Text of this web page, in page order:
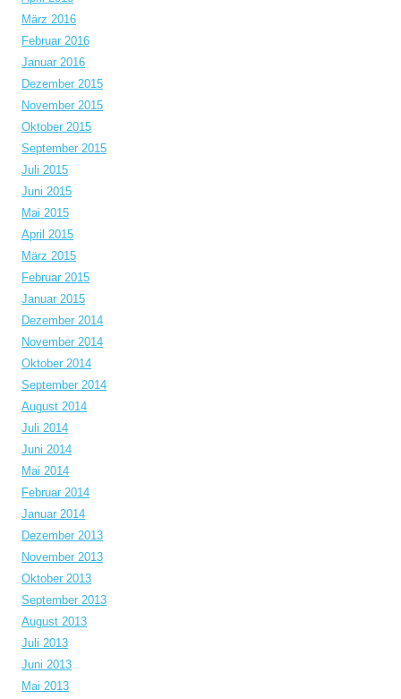
März 2016
Februar 2016
Januar 2016
Dezember 2015
November 2015
Oktober 2015
September 2015
Juli 2015
Juni 2015
Mai 2015
April 2015
März 2015
Februar 2015
Januar 2015
Dezember 2014
November 2014
Oktober 2014
September 2014
August 2014
Juli 2014
Juni 2014
Mai 2014
Februar 2014
Januar 2014
Dezember 2013
November 2013
Oktober 2013
September 2013
August 2013
Juli 2013
Juni 2013
Mai 2013